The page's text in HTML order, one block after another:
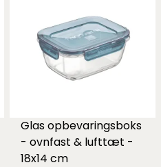
Glas opbevaringsboks
- ovnfast & lufttæt -
18x14 cm